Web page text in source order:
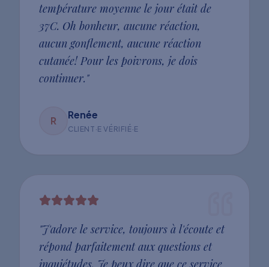
température moyenne le jour était de
37C. Oh bonheur, aucune réaction,
aucun gonflement, aucune réaction
cutanée! Pour les poivrons, je dois
continuer."
R Renée
CLIENT·E VÉRIFIÉ·E
"J'adore le service, toujours à l'écoute et
répond parfaitement aux questions et
inquiétudes. Je peux dire que ce service